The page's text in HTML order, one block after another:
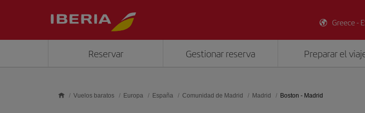
Greece -
Reservar Gestionar reserva Preparar el
Vuelos baratos Europa España Comunidad de Madrid Madrid Boston - Madrid